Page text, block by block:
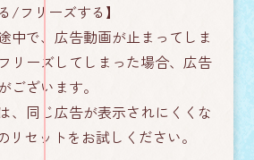
/フリーズする】
中で、広告動画が止まってしま
リーズしてしまった場合、広告
ございます。
、同じ広告が表示されにくくな
リセットをお試しください。